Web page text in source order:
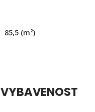
85,5 (m²)